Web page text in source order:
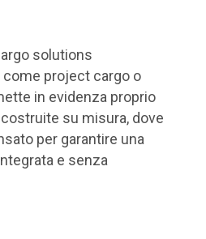
solutions
project cargo o
in evidenza proprio
su misura, dove
per garantire una
e senza